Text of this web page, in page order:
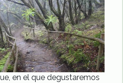
en el que degustaremos